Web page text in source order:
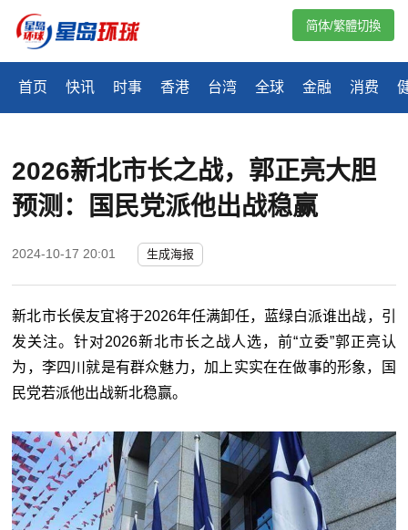
首页 快讯 时事 香港 台湾 全球 金融 消费
简体/繁體切換
2026新北市长之战，郭正亮大胆
预测：国民党派他出战稳赢
2024-10-17 20:01 生成海报
新北市长侯友宜将于2026年任满卸任，蓝绿白派谁出战，引
发关注。针对2026新北市长之战人选，前“立委”郭正亮认
为，李四川就是有群众魅力，加上实实在在做事的形象，国
民党若派他出战新北稳赢。